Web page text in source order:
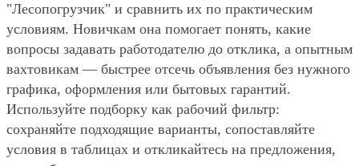
"Лесопогрузчик" и сравнить их по практическим
условиям. Новичкам она помогает понять, какие
вопросы задавать работодателю до отклика, а опытным
вахтовикам — быстрее отсечь объявления без нужного
графика, оформления или бытовых гарантий.
Используйте подборку как рабочий фильтр:
сохраняйте подходящие варианты, сопоставляйте
условия в таблицах и откликайтесь на предложения,